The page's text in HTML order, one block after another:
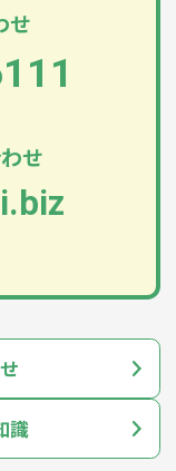
せ
せ
識